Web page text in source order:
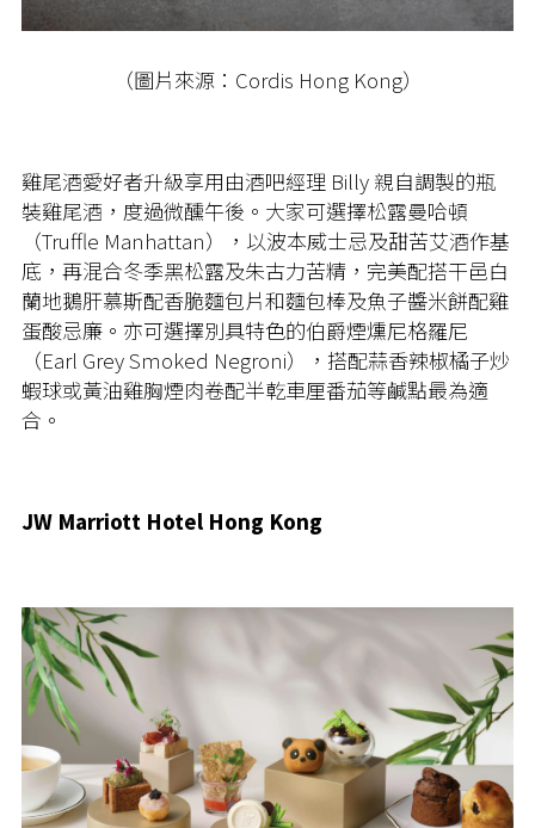
（圖片來源：Cordis Hong Kong）
雞尾酒愛好者升級享用由酒吧經理 Billy 親自調製的瓶
裝雞尾酒，度過微醺午後。大家可選擇松露曼哈頓
（Truffle Manhattan），以波本威士忌及甜苦艾酒作基
底，再混合冬季黑松露及朱古力苦精，完美配搭干邑白
蘭地鵝肝慕斯配香脆麵包片和麵包棒及魚子醬米餅配雞
蛋酸忌廉。亦可選擇別具特色的伯爵煙燻尼格羅尼
（Earl Grey Smoked Negroni），搭配蒜香辣椒橘子炒
蝦球或黃油雞胸煙肉卷配半乾車厘番茄等鹹點最為適
合。
JW Marriott Hotel Hong Kong